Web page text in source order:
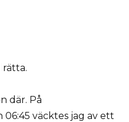
rätta.
där. På
väcktes jag av ett